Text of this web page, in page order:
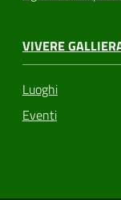
VIVERE
Luoghi
Eventi